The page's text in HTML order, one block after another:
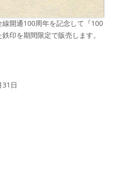
開通100周年を記念して『100
印を期間限定で販売します。
日